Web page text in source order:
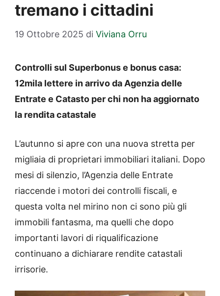
tremano i cittadini
19 Ottobre 2025 di Viviana Orru
Controlli sul Superbonus e bonus casa:
12mila lettere in arrivo da Agenzia delle
Entrate e Catasto per chi non ha aggiornato
la rendita catastale
L’autunno si apre con una nuova stretta per
migliaia di proprietari immobiliari italiani. Dopo
mesi di silenzio, l’Agenzia delle Entrate
riaccende i motori dei controlli fiscali, e
questa volta nel mirino non ci sono più gli
immobili fantasma, ma quelli che dopo
importanti lavori di riqualificazione
continuano a dichiarare rendite catastali
irrisorie.